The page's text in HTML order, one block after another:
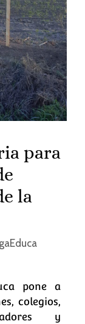
para
la
pone a
colegios,
y